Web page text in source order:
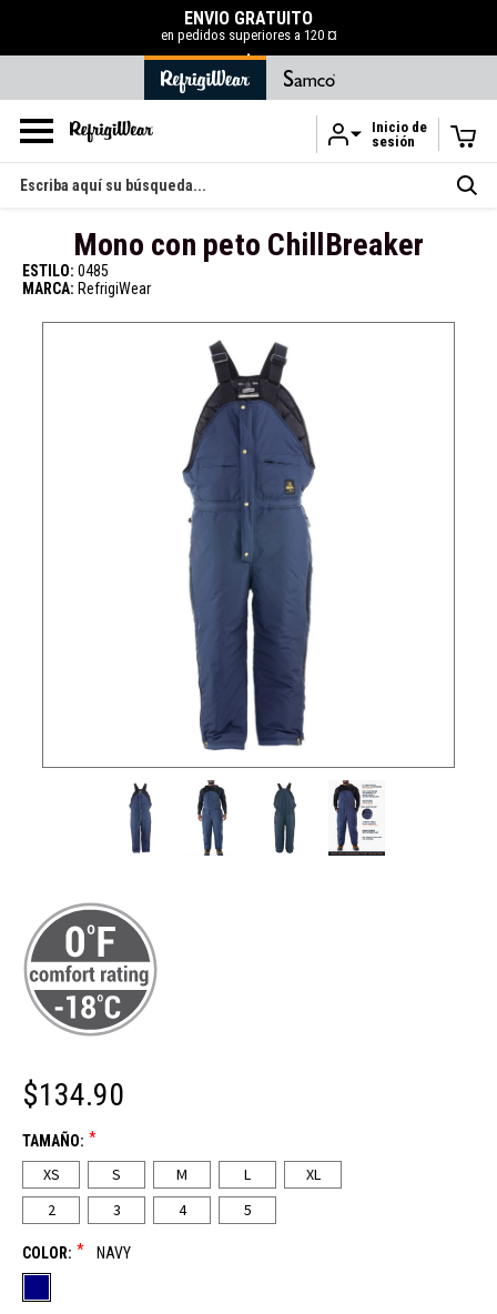
Ir al contenido principal
ENVÍO GRATUITO
en pedidos superiores a 120 ¤
.
Inicio de
sesión
Buscar
en
Mono con peto ChillBreaker
ESTILO: 0485
MARCA: RefrigiWear
$134.90
TAMAÑO: *
XS S M L
XL
2
3 4 5
COLOR: * NAVY